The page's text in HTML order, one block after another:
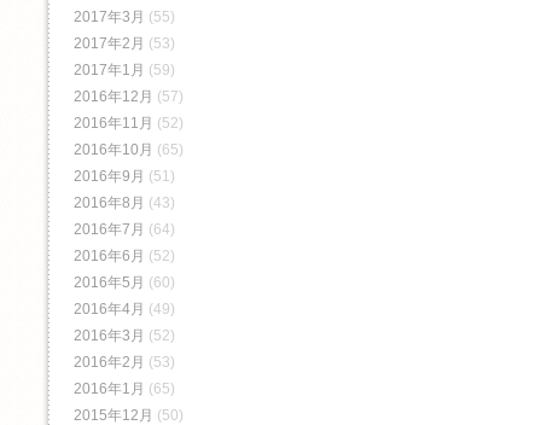
2017年3月 (55)
2017年2月 (53)
2017年1月 (59)
2016年12月 (57)
2016年11月 (52)
2016年10月 (65)
2016年9月 (51)
2016年8月 (43)
2016年7月 (64)
2016年6月 (52)
2016年5月 (60)
2016年4月 (49)
2016年3月 (52)
2016年2月 (53)
2016年1月 (65)
2015年12月 (50)